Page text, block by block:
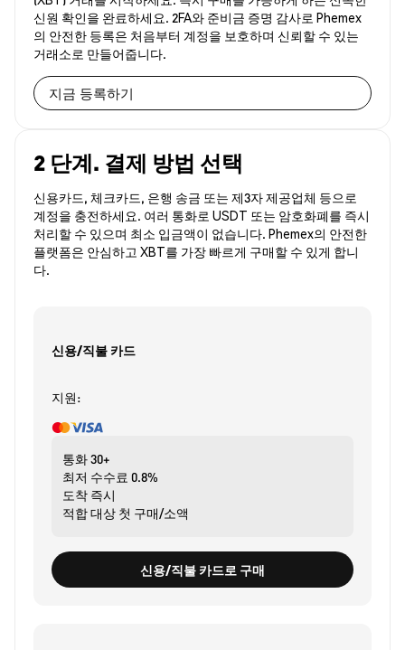
신원 확인을 완료하세요. 2FA와 준비금 증명 감사로 Phemex
의 안전한 등록은 처음부터 계정을 보호하며 신뢰할 수 있는
거래소로 만들어줍니다.
지금 등록하기
2 단계. 결제 방법 선택
신용카드, 체크카드, 은행 송금 또는 제3자 제공업체 등으로
계정을 충전하세요. 여러 통화로 USDT 또는 암호화폐를 즉시
처리할 수 있으며 최소 입금액이 없습니다. Phemex의 안전한
플랫폼은 안심하고 XBT를 가장 빠르게 구매할 수 있게 합니
다.
신용/직불 카드
지원:
통화30+
최저 수수료 0.8%
도착 즉시
적합 대상 첫 구매/소액
신용/직불 카드로 구매